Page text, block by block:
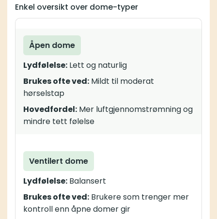
Enkel oversikt over dome-typer
Åpen dome
Lydfølelse: Lett og naturlig
Brukes ofte ved: Mildt til moderat
hørselstap
Hovedfordel: Mer luftgjennomstrømning og
mindre tett følelse
Ventilert dome
Lydfølelse: Balansert
Brukes ofte ved: Brukere som trenger mer
kontroll enn åpne domer gir